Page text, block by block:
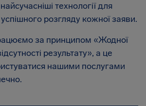
технології для
розгляду кожної заяви.
за принципом «Жодної
результату», а це
нашими послугами